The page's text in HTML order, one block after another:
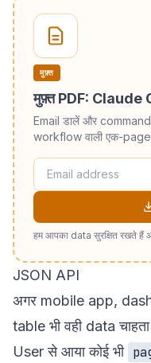
मुफ़्त
मुफ़्त PDF:
Email डालें और
workflow वाली एक-page
हम आपका data सुरक्षित रखते हैं
JSON API
अगर mobile app,
table भी वही data
User से आया कोई भी